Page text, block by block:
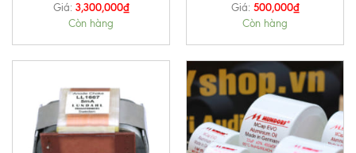
Giá: 3,300,000₫
Còn hàng
Giá: 500,000₫
Còn hàng